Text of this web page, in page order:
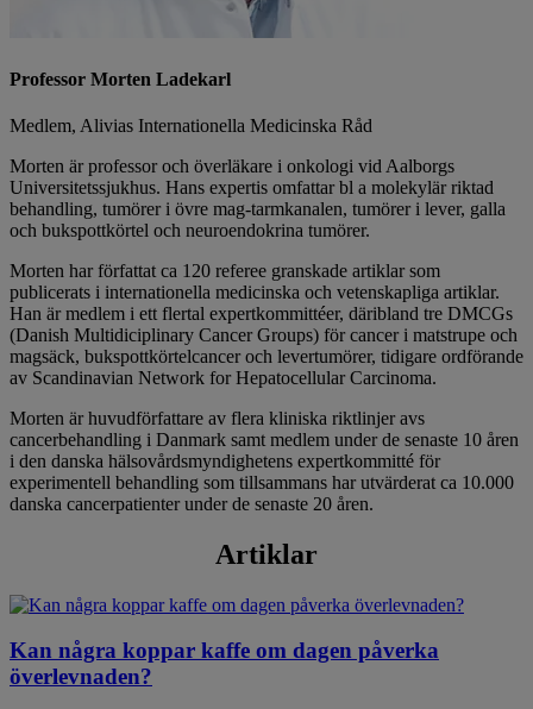
Professor Morten Ladekarl
Medlem, Alivias Internationella Medicinska Råd
Morten är professor och överläkare i onkologi vid Aalborgs
Universitetssjukhus. Hans expertis omfattar bl a molekylär riktad
behandling, tumörer i övre mag-tarmkanalen, tumörer i lever, galla
och bukspottkörtel och neuroendokrina tumörer.
Morten har författat ca 120 referee granskade artiklar som
publicerats i internationella medicinska och vetenskapliga artiklar.
Han är medlem i ett flertal expertkommittéer, däribland tre DMCGs
(Danish Multidiciplinary Cancer Groups) för cancer i matstrupe och
magsäck, bukspottkörtelcancer och levertumörer, tidigare ordförande
av Scandinavian Network for Hepatocellular Carcinoma.
Morten är huvudförfattare av flera kliniska riktlinjer avs
cancerbehandling i Danmark samt medlem under de senaste 10 åren
i den danska hälsovårdsmyndighetens expertkommitté för
experimentell behandling som tillsammans har utvärderat ca 10.000
danska cancerpatienter under de senaste 20 åren.
Artiklar
Kan några koppar kaffe om dagen påverka
överlevnaden?